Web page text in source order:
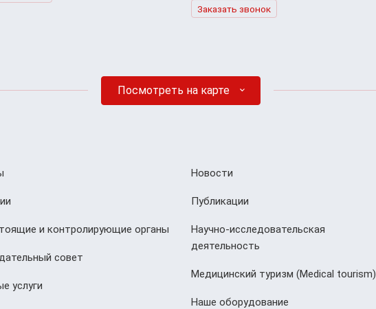
Заказать звонок
Посмотреть на карте
и контролирующие органы
совет
услуги
Новости
Публикации
Научно-исследовательская
деятельность
Медицинский туризм (Мedical tourism)
Наше оборудование